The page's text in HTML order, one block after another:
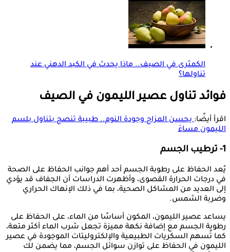
الكمثرى في الصيف.. ماذا يحدث في الكبد الدهني عند
تناولها؟
فوائد تناول عصير الليمون في الصيف
اقرأ أيضًا:يحسن المزاج وجودة النوم.. طبيبة تنصح بتناول بلسم
الليمون مساءَ
1- ترطيب الجسم
يُعد الحفاظ على رطوبة الجسم أحد أهم جوانب الحفاظ على الصحة
في درجات الحرارة القصوى، وأظهرت الدراسات أن الجفاف قد يؤدي
إلى العديد من المشاكل الصحية، بما في ذلك الإنهاك الحراري
وضربة الشمس.
يساعد عصير الليمون، المكون أساسًا من الماء، على الحفاظ على
رطوبة الجسم مع إضافة نكهة مميزة تجعل شرب الماء أكثر متعة،
كما تُسهم السكريات الطبيعية والإلكتروليتات الموجودة في عصير
الليمون في الحفاظ على توازن سوائل الجسم، مما يضمن لك